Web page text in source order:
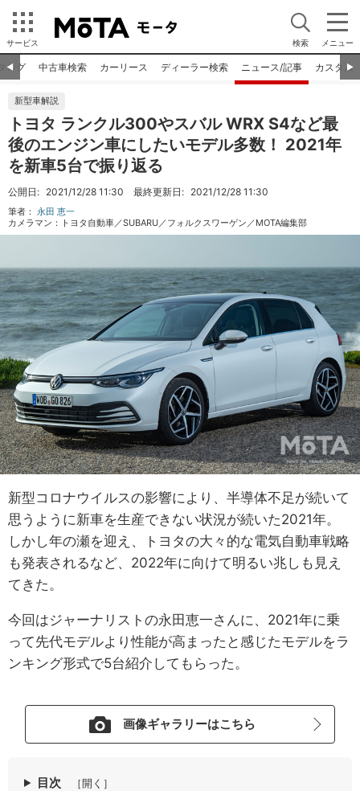
サービス 検索 メニュー
◀︎ ▶︎
ログ 中古車検索 カーリース ディーラー検索 ニュース/記事 カスタム
新型車解説
トヨタ ランクル300やスバル WRX S4など最
後のエンジン車にしたいモデル多数！ 2021年
を新車5台で振り返る
公開日: 2021/12/28 11:30 最終更新日: 2021/12/28 11:30
筆者： 永田 恵一
カメラマン：
トヨタ自動車／SUBARU／フォルクスワーゲン／MOTA編集部
新型コロナウイルスの影響により、半導体不足が続いて
思うように新車を生産できない状況が続いた2021年。
しかし年の瀬を迎え、トヨタの大々的な電気自動車戦略
も発表されるなど、2022年に向けて明るい兆しも見え
てきた。
今回はジャーナリストの永田恵一さんに、2021年に乗
って先代モデルより性能が高まったと感じたモデルをラ
ンキング形式で5台紹介してもらった。
画像ギャラリーはこちら
目次 ［開く］